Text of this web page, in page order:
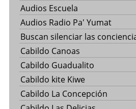
Audios Escuela
Audios Radio Pa' Yumat
Buscan silenciar las
Cabildo Canoas
Cabildo Guadualito
Cabildo kite Kiwe
Cabildo La Concepción